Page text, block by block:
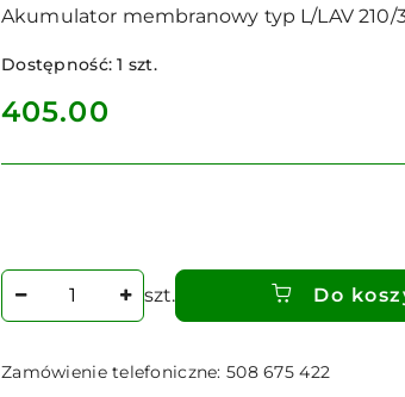
Akumulator membranowy typ L/LAV 210/
Dostępność:1 szt.
cena:
405.00
Ilość
szt. Do
Zamówienie telefoniczne: 508 675 422